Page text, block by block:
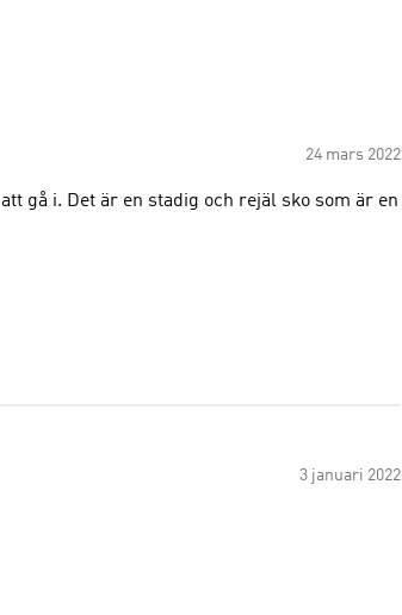
24 mars 2022
gå i. Det är en stadig och rejäl sko som är en
3 januari 2022